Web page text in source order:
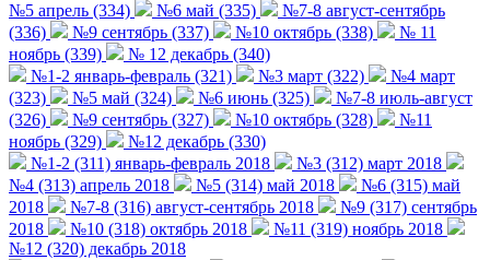
№5 апрель (334)
№6 май (335)
№7-8 август-сентябрь
(336)
№9 сентябрь (337) №10 октябрь (338)
№ 11
ноябрь (339)
№ 12 декабрь (340)
№1-2 январь-февраль (321)
№3 март (322)
№4 март
(323)
№5 май (324) №6 июнь (325)
№7-8 июль-август
(326)
№9 сентябрь (327) №10 октябрь (328)
№11
ноябрь (329)
№12 декабрь (330)
№1-2 (311) январь-февраль 2018
№3 (312) март 2018
№4 (313) апрель 2018
№5 (314) май 2018
№6 (315) май
2018
№7-8 (316) август-сентябрь 2018
№9 (317) сентябрь
2018
№10 (318) октябрь 2018
№11 (319) ноябрь 2018
№12 (320) декабрь 2018